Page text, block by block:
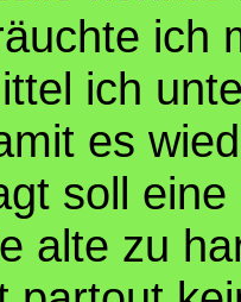
ich
ich
es
soll
alte zu